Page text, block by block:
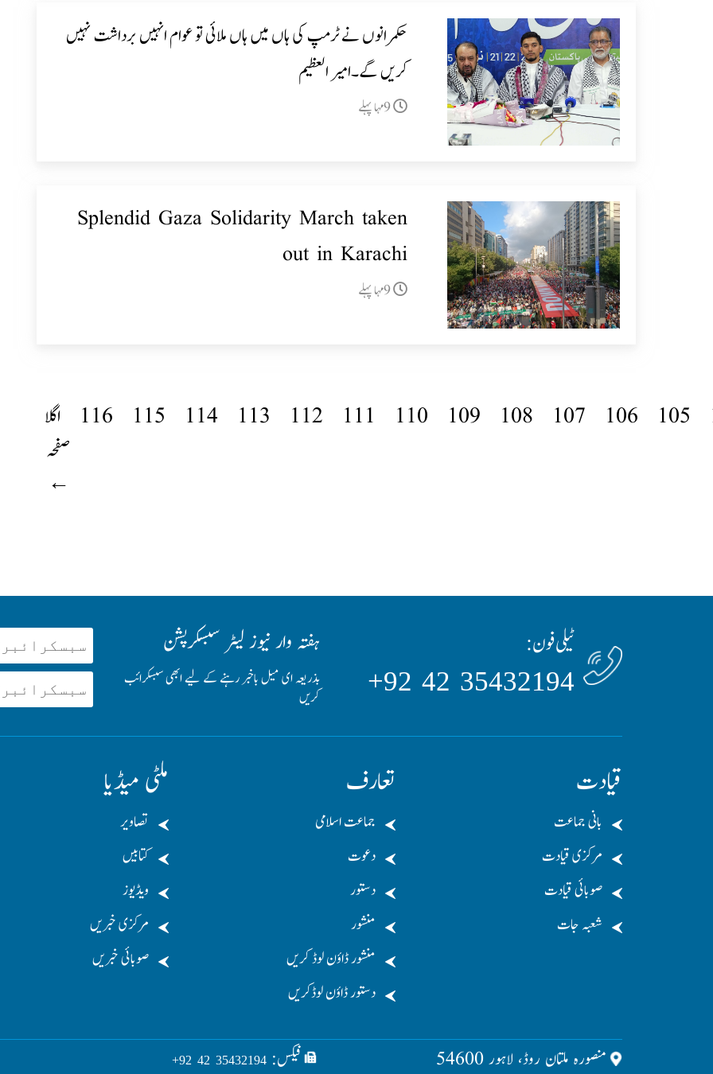
حکمرانوں نے ٹرمپ کی ہاں میں ہاں ملائی تو عوام انہیں برداشت نہیں
کریں گے۔امیر العظیم
Splendid Gaza Solidarity March taken
out in Karachi
105
106
107
108
109
110
111
112
113
114
115
116
اگلا
صفحہ
←
ٹیلی فون:
35432194 42 92+
ہفتہ وار نیوز لیٹر سبسکرپشن
بذریعہ ای میل باخبر رہنے کے لیے ابھی سبسکرائب
کریں
قیادت
بانی جماعت
مرکزی قیادت
صوبائی قیادت
شعبہ جات
تعارف
جماعت اسلامی
دعوت
دستور
منشور
منشور ڈاؤن لوڈ کریں
دستور ڈاؤن لوڈکریں
ملٹی میڈیا
تصاویر
کتابیں
ویڈیوز
مرکزی خبریں
صوبائی خبریں
منصورہ ملتان روڈ، لاہور 54600 فیکس: 35432194 42 92+